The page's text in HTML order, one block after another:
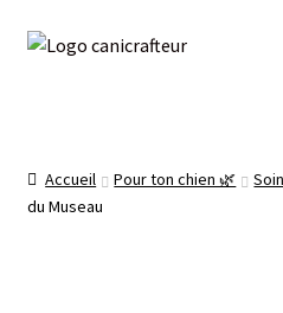
Aller
Aller
La boutique 🌿
Accueil Pour ton chien 🌿
du Museau
Livraison offerte dès 89€